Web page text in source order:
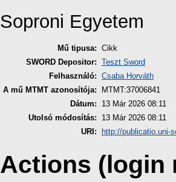
Soproni Egyetem
Mű tipusa: Cikk
SWORD Depositor: Teszt Sword
Felhasználó: Csaba Horváth
A mű MTMT azonosítója:
MTMT:37006841
Dátum:
13 Már 2026 08:11
Utolsó módosítás:
13 Már 2026 08:11
URI:
http://publicatio.uni-
Actions (login